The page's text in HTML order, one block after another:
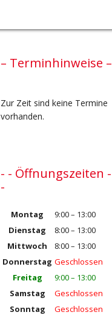
– Terminhinweise –
Zur Zeit sind keine Termine
vorhanden.
- - Öffnungszeiten -
-
Montag
9:00 – 13:00
Dienstag
8:00 – 13:00
Mittwoch
8:00 – 13:00
Donnerstag Geschlossen
Freitag
9:00 – 13:00
Samstag
Geschlossen
Sonntag
Geschlossen